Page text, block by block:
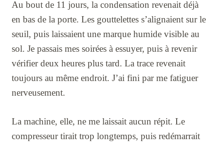
Au bout de 11 jours, la condensation revenait déjà
en bas de la porte. Les gouttelettes s’alignaient sur le
seuil, puis laissaient une marque humide visible au
sol. Je passais mes soirées à essuyer, puis à revenir
vérifier deux heures plus tard. La trace revenait
toujours au même endroit. J’ai fini par me fatiguer
nerveusement.
La machine, elle, ne me laissait aucun répit. Le
compresseur tirait trop longtemps, puis redémarrait